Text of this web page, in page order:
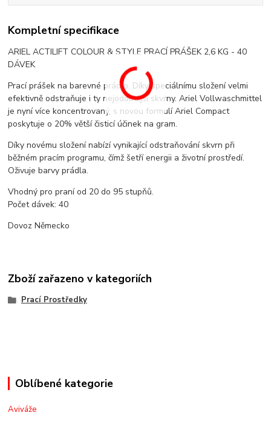
Kompletní specifikace
ARIEL ACTILIFT COLOUR & STYLE PRACÍ PRÁŠEK 2,6 KG - 40
DÁVEK
Prací prášek na barevné prádlo. Díky speciálnímu složení velmi
efektivně odstraňuje i ty nejodolnější skvrny. Ariel Vollwaschmittel
je nyní více koncentrovaný, s novou formulí Ariel Compact
poskytuje o 20% větší čisticí účinek na gram.
Díky novému složení nabízí vynikající odstraňování skvrn při
běžném pracím programu, čímž šetří energii a životní prostředí.
Oživuje barvy prádla.
Vhodný pro praní od 20 do 95 stupňů.
Počet dávek: 40
Dovoz Německo
Zboží zařazeno v kategoriích
Prací Prostředky
Oblíbené kategorie
Aviváže